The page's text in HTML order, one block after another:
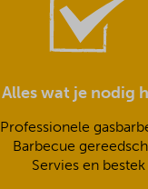
Alles wat je nodig
Professionele
Barbecue
Servies en bestek